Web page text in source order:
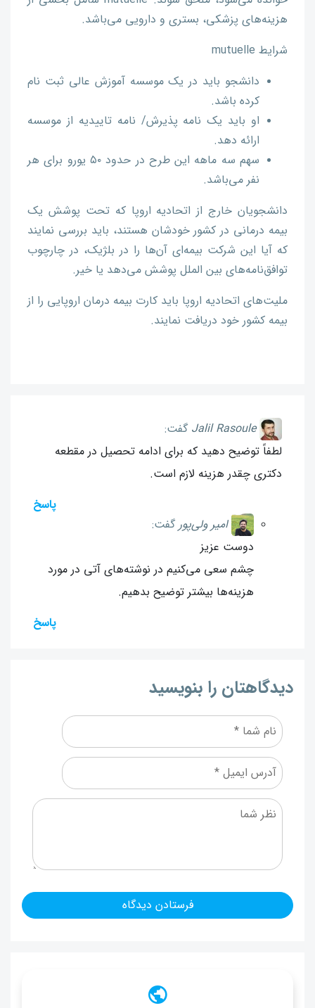
هزینه‌های پزشکی، بستری و دارویی می‌باشد.
شرایط mutuelle
دانشجو باید در یک موسسه آموزش عالی ثبت نام
کرده باشد.
او باید یک نامه پذیرش/ نامه تاییدیه از موسسه
ارائه دهد.
سهم سه ماهه این طرح در حدود ۵۰ یورو برای هر
نفر می‌باشد.
دانشجویان خارج از اتحادیه اروپا که تحت پوشش یک
بیمه درمانی در کشور خودشان هستند، باید بررسی نمایند
که آیا این شرکت بیمه‌ای آن‌ها را در بلژیک، در چارچوب
توافق‌نامه‌های بین الملل پوشش می‌دهد یا خیر.
ملیت‌های اتحادیه اروپا باید کارت بیمه درمان اروپایی را از
بیمه کشور خود دریافت نمایند.
Jalil Rasoule گفت:
لطفاً توضیح دهید که برای ادامه تحصیل در مقطعه
دکتری چقدر هزینه لازم است.
پاسخ
امیر ولی‌پور گفت:
دوست عزیز
چشم سعی می‌کنیم در نوشته‌های آتی در مورد
هزینه‌ها بیشتر توضیح بدهیم.
پاسخ
دیدگاهتان را بنویسید